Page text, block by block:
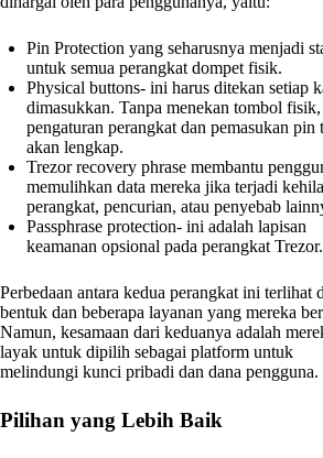
Pin Protection yang seharusnya menjadi
untuk semua perangkat dompet fisik.
Physical buttons- ini harus ditekan setiap
dimasukkan. Tanpa menekan tombol fisik,
pengaturan perangkat dan pemasukan pin
akan lengkap.
Trezor recovery phrase membantu
memulihkan data mereka jika terjadi
perangkat, pencurian, atau penyebab
Passphrase protection- ini adalah lapisan
keamanan opsional pada perangkat Trezor.
Perbedaan antara kedua perangkat ini terlihat
bentuk dan beberapa layanan yang mereka
Namun, kesamaan dari keduanya adalah
layak untuk dipilih sebagai platform untuk
melindungi kunci pribadi dan dana pengguna.
Pilihan yang Lebih Baik